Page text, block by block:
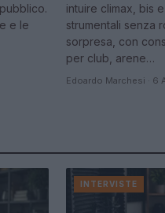
e le
intuire climax, bis
strumentali senza
sorpresa, con
per club, arene…
Edoardo Marchesi · 6
INTERVISTE